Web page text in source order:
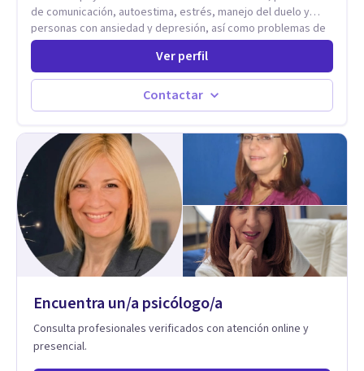
de comunicación, autoestima, estrés, manejo del duelo y
personas con ansiedad y depresión, así como problemas de
conducta y comportamiento. Desarrollo de personas
Estableciendo metas a corto y largo plazo, es vital para la
vida de cada uno tener su propia vision.
Ver perfil
Contactar
Encuentra un/a psicólogo/a
Consulta profesionales verificados con atención online y
presencial.